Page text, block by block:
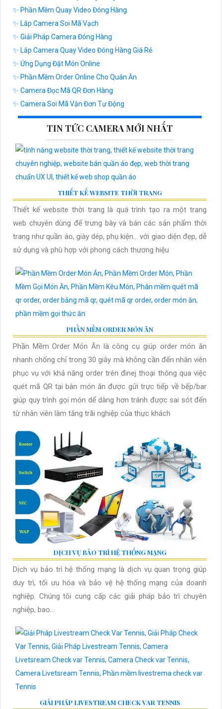
✨ Phần Mềm Quay Video Đóng Hàng
✨ Lắp Camera Soi Mã Vạch
✨ Giải Pháp Camera Đóng Hàng
✨ Lắp Camera Quay Video Đóng Hàng Giá Rẻ
✨ Ứng Dụng Đặt Món Online
✨ Phần Mềm Order Online Cho Quán Ăn
✨ Camera Đọc Mã QR Đơn Hàng
✨ Camera Soi Mã Vận Đơn Tự Động
TIN TỨC CAMERA MỚI NHẤT
THIẾT KẾ WEBSITE THỜI TRANG
Thiết kế website thời trang là quá trình tạo ra một trang
web chuyên dùng để trưng bày và bán các sản phẩm thời
trang như quần áo, giày dép, phụ kiện… với giao diện đẹp, dễ
sử dụng và phù hợp với phong cách thương hiệu
PHẦN MỀM ORDER MÓN ĂN
Phần Mềm Order Món Ăn là công cụ giúp order món ăn
nhanh chống chỉ trong 30 giây mà không cần đến nhân viên
phục vụ với khả năng order trên đinej thoại thông qua việc
quét mã QR tại bàn món ăn được gửi trực tiếp về bếp/bar
giúp quy trình gọi món dể dàng hơn tránh được sai sót đến
từ nhân viên làm tăng trãi nghiệp của thực khách
DỊCH VỤ BẢO TRÌ HỆ THỐNG MẠNG
Dịch vụ bảo trì hệ thống mạng là dịch vụ quan trọng giúp
duy trì, tối ưu hóa và bảo vệ hệ thống mạng của doanh
nghiệp. Chúng tôi cung cấp các giải pháp bảo trì chuyên
nghiệp, bao...
GIẢI PHÁP LIVESTREAM CHECK VAR TENNIS